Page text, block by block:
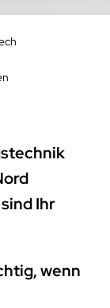
Ihr
wenn